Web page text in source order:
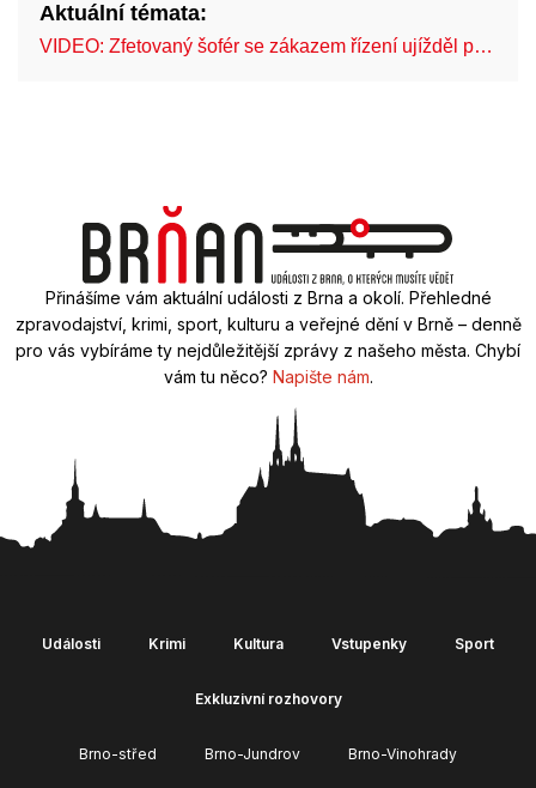
Aktuální témata:
VIDEO: Zfetovaný šofér se zákazem řízení ujížděl p…
Přinášíme vám aktuální události z Brna a okolí. Přehledné
zpravodajství, krimi, sport, kulturu a veřejné dění v Brně – denně
pro vás vybíráme ty nejdůležitější zprávy z našeho města. Chybí
vám tu něco? Napište nám.
Události Krimi Kultura Vstupenky Sport
Exkluzivní rozhovory
Brno-střed Brno-Jundrov Brno-Vinohrady